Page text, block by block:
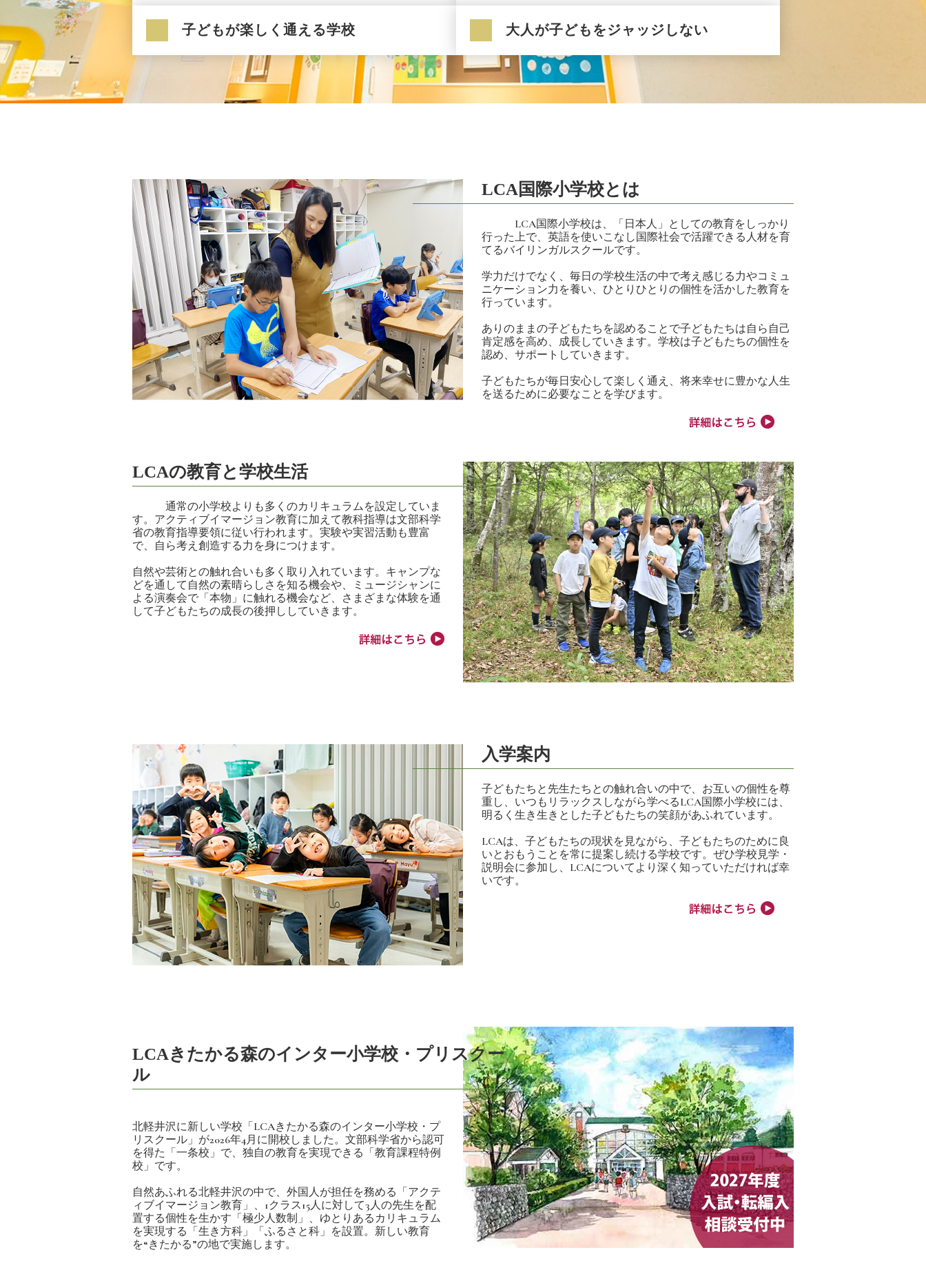
子どもが楽しく通える学校 大人が子どもをジャッジしない
LCA国際小学校とは
LCA国際小学校は、「日本人」としての教育をしっかり
行った上で、英語を使いこなし国際社会で活躍できる人材を育
てるバイリンガルスクールです。
学力だけでなく、毎日の学校生活の中で考え感じる力やコミュ
ニケーション力を養い、ひとりひとりの個性を活かした教育を
行っています。
ありのままの子どもたちを認めることで子どもたちは自ら自己
肯定感を高め、成長していきます。学校は子どもたちの個性を
認め、サポートしていきます。
子どもたちが毎日安心して楽しく通え、将来幸せに豊かな人生
を送るために必要なことを学びます。
LCAの教育と学校生活
通常の小学校よりも多くのカリキュラムを設定していま
す。アクティブイマージョン教育に加えて教科指導は文部科学
省の教育指導要領に従い行われます。実験や実習活動も豊富
で、自ら考え創造する力を身につけます。
自然や芸術との触れ合いも多く取り入れています。キャンプな
どを通して自然の素晴らしさを知る機会や、ミュージシャンに
よる演奏会で「本物」に触れる機会など、さまざまな体験を通
して子どもたちの成長の後押ししていきます。
入学案内
子どもたちと先生たちとの触れ合いの中で、お互いの個性を尊
重し、いつもリラックスしながら学べるLCA国際小学校には、
明るく生き生きとした子どもたちの笑顔があふれています。
LCAは、子どもたちの現状を見ながら、子どもたちのために良
いとおもうことを常に提案し続ける学校です。ぜひ学校見学・
説明会に参加し、LCAについてより深く知っていただければ幸
いです。
LCAきたかる森のインター小学校・プリスクー
ル
北軽井沢に新しい学校「LCAきたかる森のインター小学校・プ
リスクール」が2026年4月に開校しました。文部科学省から認可
を得た「一条校」で、独自の教育を実現できる「教育課程特例
校」です。
自然あふれる北軽井沢の中で、外国人が担任を務める「アクテ
ィブイマージョン教育」、1クラス15人に対して3人の先生を配
置する個性を生かす「極少人数制」、ゆとりあるカリキュラム
を実現する「生き方科」「ふるさと科」を設置。新しい教育
を“きたかる”の地で実施します。